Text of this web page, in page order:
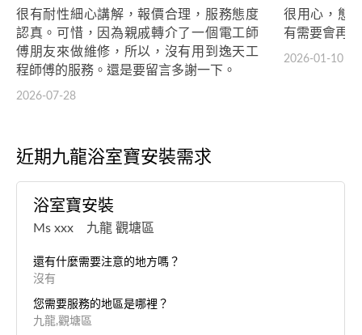
很有耐性細心講解，報價合理，服務態度
認真。可惜，因為親戚轉介了一個電工師
傅朋友來做維修，所以，沒有用到逸天工
程師傅的服務。還是要留言多謝一下。
2026-07-28
很用心，態
有需要會再
2026-01-10
近期九龍浴室寶安裝需求
浴室寶安裝
Ms xxx 九龍 觀塘區
還有什麼需要注意的地方嗎？
沒有
您需要服務的地區是哪裡？
九龍,觀塘區